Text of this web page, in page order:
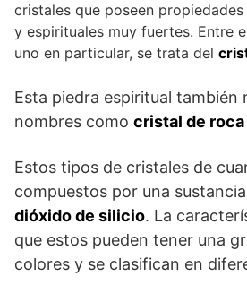
cristales que poseen
y espirituales muy fuertes. Entre
uno en particular, se trata del
Esta piedra espiritual también
nombres como cristal de roca
Estos tipos de cristales de
compuestos por una
dióxido de silicio. La
que estos pueden tener una
colores y se clasifican en